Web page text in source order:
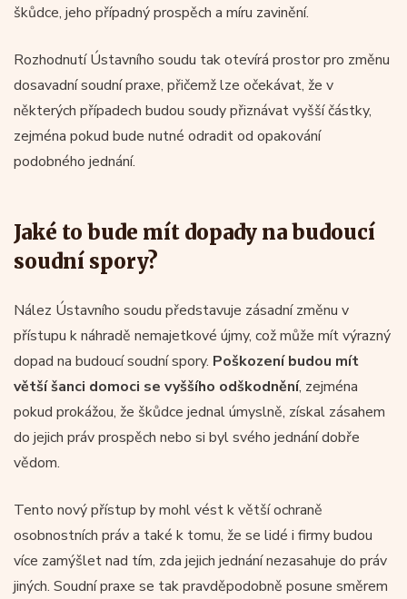
škůdce, jeho případný prospěch a míru zavinění.
Rozhodnutí Ústavního soudu tak otevírá prostor pro změnu
dosavadní soudní praxe, přičemž lze očekávat, že v
některých případech budou soudy přiznávat vyšší částky,
zejména pokud bude nutné odradit od opakování
podobného jednání.
Jaké to bude mít dopady na budoucí
soudní spory?
Nález Ústavního soudu představuje zásadní změnu v
přístupu k náhradě nemajetkové újmy, což může mít výrazný
dopad na budoucí soudní spory. Poškození budou mít
větší šanci domoci se vyššího odškodnění, zejména
pokud prokážou, že škůdce jednal úmyslně, získal zásahem
do jejich práv prospěch nebo si byl svého jednání dobře
vědom.
Tento nový přístup by mohl vést k větší ochraně
osobnostních práv a také k tomu, že se lidé i firmy budou
více zamýšlet nad tím, zda jejich jednání nezasahuje do práv
jiných. Soudní praxe se tak pravděpodobně posune směrem